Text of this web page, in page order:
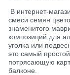
В интернет-
смеси семян
знаменитого
композиций для
уголка или
это самый
потрясающую
балконе.